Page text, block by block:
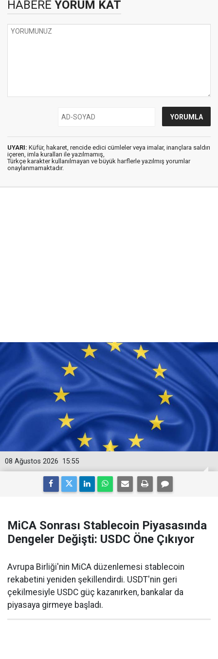
HABERE YORUM KAT
UYARI: Küfür, hakaret, rencide edici cümleler veya imalar, inançlara saldırı
içeren, imla kuralları ile yazılmamış,
Türkçe karakter kullanılmayan ve büyük harflerle yazılmış yorumlar
onaylanmamaktadır.
15:55
08 Ağustos 2026
MiCA Sonrası Stablecoin Piyasasında
Dengeler Değişti: USDC Öne Çıkıyor
Avrupa Birliği'nin MiCA düzenlemesi stablecoin
rekabetini yeniden şekillendirdi. USDT'nin geri
çekilmesiyle USDC güç kazanırken, bankalar da
piyasaya girmeye başladı.